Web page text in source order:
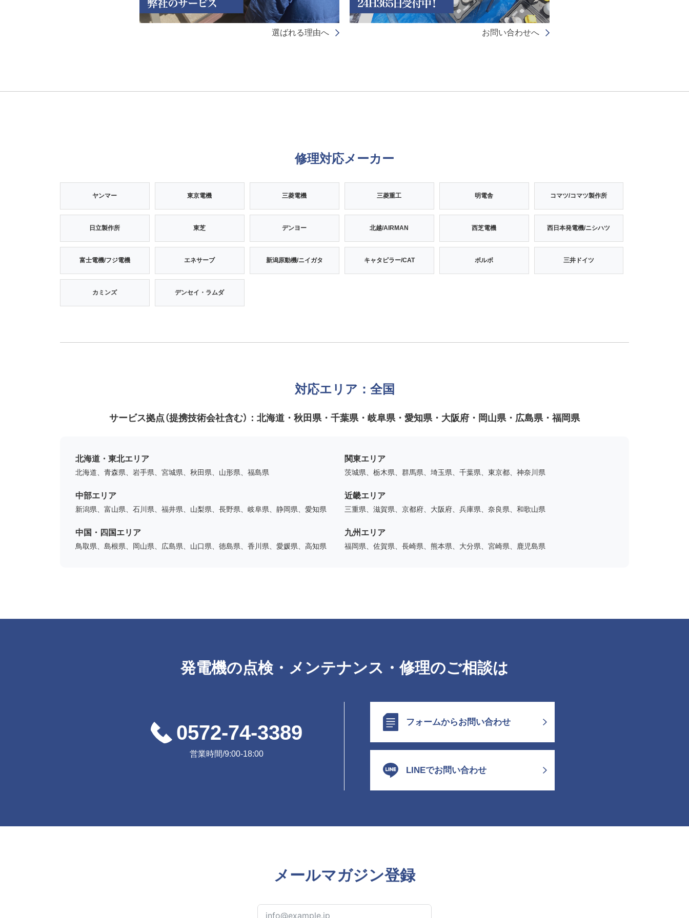
選ばれる理由へ お問い合わせへ
修理対応メーカー
ヤンマー 東京電機 三菱電機 三菱重工 明電舎 コマツ/コマツ製作所
日立製作所 東芝 デンヨー 北越/AIRMAN 西芝電機 西日本発電機/ニシハツ
富士電機/フジ電機 エネサーブ 新潟原動機/ニイガタ キャタピラー/CAT ボルボ 三井ドイツ
カミンズ デンセイ・ラムダ
対応エリア：全国
サービス拠点（提携技術会社含む）： 北海道・秋田県・千葉県・岐阜県・愛知県・大阪府・岡山県・広島県・福岡県
北海道・東北エリア
北海道、青森県、岩手県、宮城県、秋田県、山形県、福島県
関東エリア
茨城県、栃木県、群馬県、埼玉県、千葉県、東京都、神奈川県
中部エリア
新潟県、富山県、石川県、福井県、山梨県、長野県、岐阜県、静岡県、愛知県
近畿エリア
三重県、滋賀県、京都府、大阪府、兵庫県、奈良県、和歌山県
中国・四国エリア
鳥取県、島根県、岡山県、広島県、山口県、徳島県、香川県、愛媛県、高知県
九州エリア
福岡県、佐賀県、長崎県、熊本県、大分県、宮崎県、鹿児島県
発電機の点検・メンテナンス・修理のご相談は
0572-74-3389
営業時間/9:00-18:00
フォームからお問い合わせ
LINEでお問い合わせ
メールマガジン登録